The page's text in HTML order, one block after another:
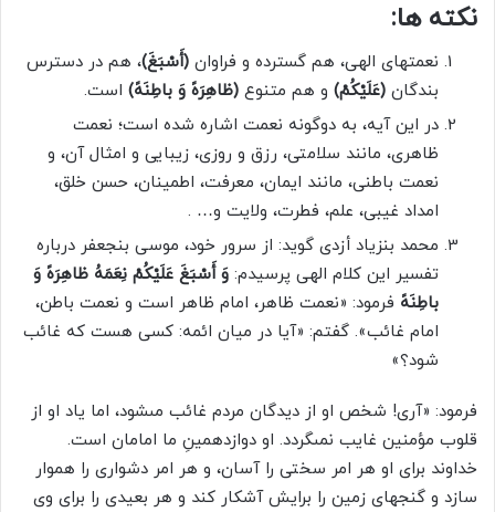
نکته‏ ها:
نعمت‏هاى الهى، هم گسترده و فراوان (أَسْبَغَ)، هم در دسترس
بندگان (عَلَیْکُمْ) و هم متنوع (ظاهِرَهً وَ باطِنَهً) است.
در این آیه، به دوگونه نعمت اشاره شده است؛ نعمت
ظاهرى، مانند سلامتى، رزق و روزى، زیبایى و امثال آن، و
نعمت باطنى، مانند ایمان، معرفت، اطمینان، حسن خلق،
امداد غیبى، علم، فطرت، ولایت و… .
محمد بن­زیاد أزدى گوید: از سرور خود، موسى بن­جعفر درباره
تفسیر این کلام الهى پرسیدم: وَ أَسْبَغَ عَلَیْکُمْ نِعَمَهُ ظاهِرَهً وَ
باطِنَهً فرمود: «نعمت ظاهر، امام ظاهر است و نعمت باطن،
امام غائب». گفتم: «آیا در میان ائمه: کسى هست که غائب
شود؟»
فرمود: «آرى! شخص او از دیدگان مردم غائب مى‏شود، اما یاد او از
قلوب مؤمنین غایب نمى‏گردد. او دوازدهمینِ ما امامان است.
خداوند براى او هر امر سختى را آسان، و هر امر دشوارى را هموار
سازد و گنج­هاى زمین را برایش آشکار کند و هر بعیدى را براى وى